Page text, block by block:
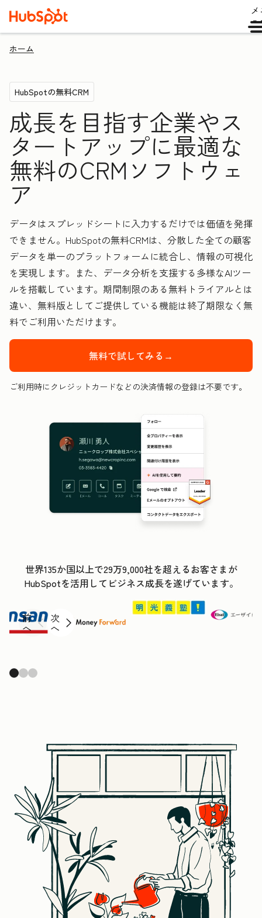
ホーム
HubSpotの無料CRM
成長を目指す企業やス
タートアップに最適な
無料のCRMソフトウェ
ア
データはスプレッドシートに入力するだけでは価値を発揮
できません。HubSpotの無料CRMは、分散した全ての顧客
データを単一のプラットフォームに統合し、情報の可視化
を実現します。また、データ分析を支援する多様なAIツー
ルを搭載しています。期間制限のある無料トライアルとは
違い、無料版としてご提供している機能は終了期限なく無
料でご利用いただけます。
無料で試してみる→
ご利用時にクレジットカードなどの決済情報の登録は不要です。
世界135か国以上で29万9,000社を超えるお客さまが
HubSpotを活用してビジネス成長を遂げています。
前
へ
次
へ